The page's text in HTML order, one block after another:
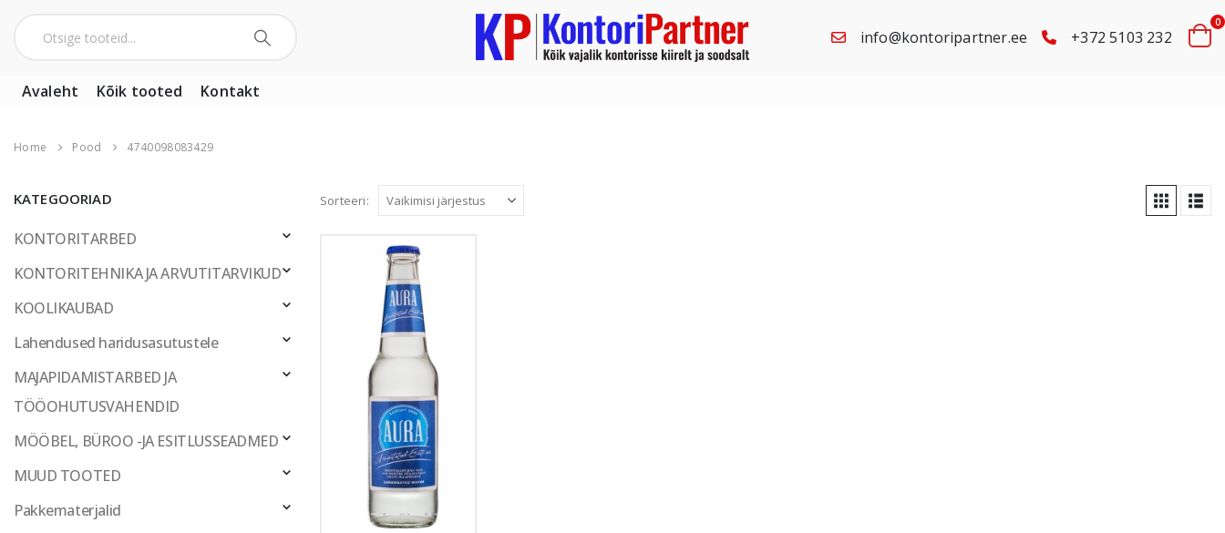
info@kontoripartner.ee +372 5103 232
0
Avaleht Kõik tooted Kontakt
Home Pood 4740098083429
Sorteeri:
KATEGOORIAD
KONTORITARBED
KONTORITEHNIKA JA ARVUTITARVIKUD
KOOLIKAUBAD
Lahendused haridusasutustele
MAJAPIDAMISTARBED JA
TÖÖOHUTUSVAHENDID
MÖÖBEL, BÜROO -JA ESITLUSSEADMED
MUUD TOOTED
Pakkematerjalid